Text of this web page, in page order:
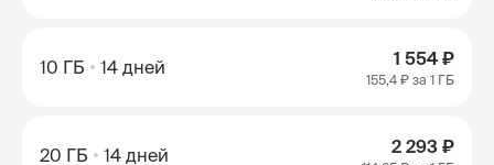
10 ГБ 14 дней 1 554 ₽
155,4 ₽ за 1 ГБ
20 ГБ 14 дней 2 293 ₽